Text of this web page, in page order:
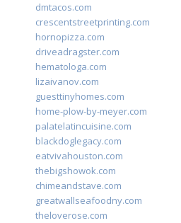
dmtacos.com
crescentstreetprinting.com
hornopizza.com
driveadragster.com
hematologa.com
lizaivanov.com
guesttinyhomes.com
home-plow-by-meyer.com
palatelatincuisine.com
blackdoglegacy.com
eatvivahouston.com
thebigshowok.com
chimeandstave.com
greatwallseafoodny.com
theloverose.com